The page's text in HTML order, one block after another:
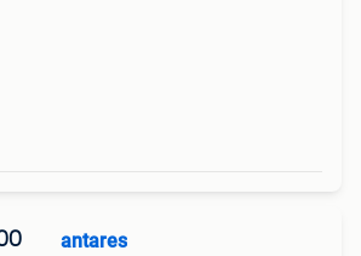
antares